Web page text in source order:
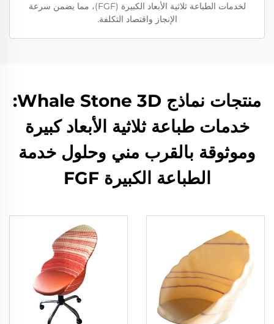
لخدمات الطباعة ثلاثية الأبعاد الكبيرة (FGF)، مما يضمن سرعة
الإنجاز واقتصاد التكلفة.
منتجات نماذج Whale Stone 3D:
خدمات طباعة ثلاثية الأبعاد كبيرة
وموثوقة بالقرب مني وحلول خدمة
الطباعة الكبيرة FGF